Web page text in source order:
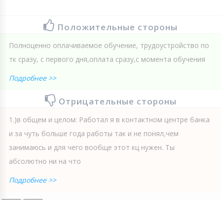
Положительные стороны
Полноценно оплачиваемое обучение, трудоустройство по
тк сразу, с первого дня,оплата сразу,с момента обучения
Подробнее >>
Отрицательные стороны
1.)в общем и целом: Работал я в контактном центре банка
и за чуть больше года работы так и не понял,чем
занимаюсь и для чего вообще этот кц нужен. Ты
абсолютно ни на что
Подробнее >>